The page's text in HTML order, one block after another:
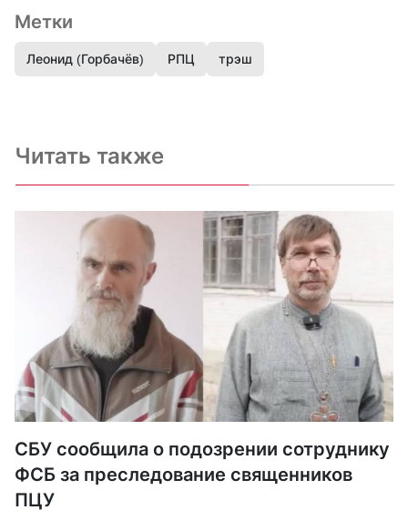
Метки
Леонид (Горбачёв) РПЦ трэш
Читать также
СБУ сообщила о подозрении сотруднику
ФСБ за преследование священников
ПЦУ